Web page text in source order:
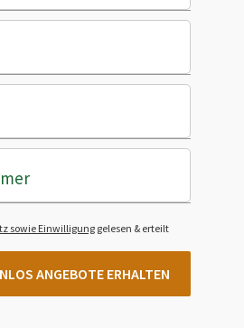
sowie Einwilligung gelesen & erteilt
ANGEBOTE ERHALTEN